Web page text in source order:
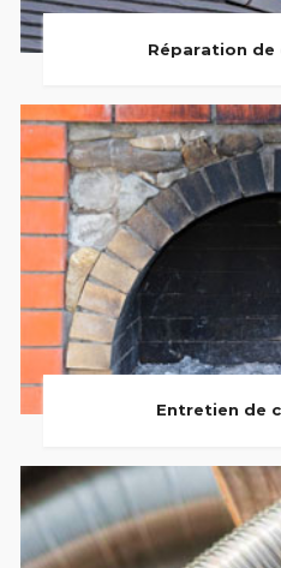
Réparation de
Entretien de